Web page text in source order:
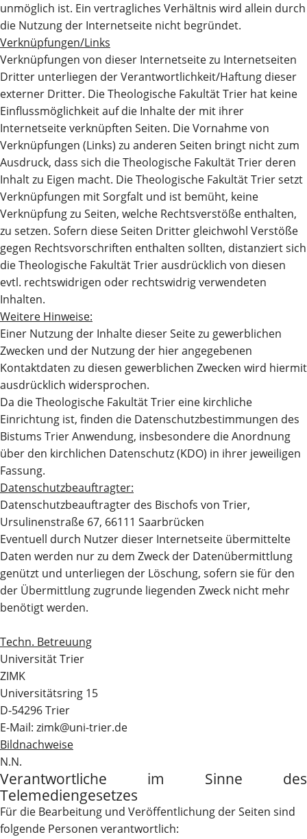
unmöglich ist. Ein vertragliches Verhältnis wird allein durch
die Nutzung der Internetseite nicht begründet.
Verknüpfungen/Links
Verknüpfungen von dieser Internetseite zu Internetseiten
Dritter unterliegen der Verantwortlichkeit/Haftung dieser
externer Dritter. Die Theologische Fakultät Trier hat keine
Einflussmöglichkeit auf die Inhalte der mit ihrer
Internetseite verknüpften Seiten. Die Vornahme von
Verknüpfungen (Links) zu anderen Seiten bringt nicht zum
Ausdruck, dass sich die Theologische Fakultät Trier deren
Inhalt zu Eigen macht. Die Theologische Fakultät Trier setzt
Verknüpfungen mit Sorgfalt und ist bemüht, keine
Verknüpfung zu Seiten, welche Rechtsverstöße enthalten,
zu setzen. Sofern diese Seiten Dritter gleichwohl Verstöße
gegen Rechtsvorschriften enthalten sollten, distanziert sich
die Theologische Fakultät Trier ausdrücklich von diesen
evtl. rechtswidrigen oder rechtswidrig verwendeten
Inhalten.
Weitere Hinweise:
Einer Nutzung der Inhalte dieser Seite zu gewerblichen
Zwecken und der Nutzung der hier angegebenen
Kontaktdaten zu diesen gewerblichen Zwecken wird hiermit
ausdrücklich widersprochen.
Da die Theologische Fakultät Trier eine kirchliche
Einrichtung ist, finden die Datenschutzbestimmungen des
Bistums Trier Anwendung, insbesondere die Anordnung
über den kirchlichen Datenschutz (KDO) in ihrer jeweiligen
Fassung.
Datenschutzbeauftragter:
Datenschutzbeauftragter des Bischofs von Trier,
Ursulinenstraße 67, 66111 Saarbrücken
Eventuell durch Nutzer dieser Internetseite übermittelte
Daten werden nur zu dem Zweck der Datenübermittlung
genützt und unterliegen der Löschung, sofern sie für den
der Übermittlung zugrunde liegenden Zweck nicht mehr
benötigt werden.
Techn. Betreuung
Universität Trier
ZIMK
Universitätsring 15
D-54296 Trier
E-Mail: zimk@uni-trier.de
Bildnachweise
N.N.
Verantwortliche im Sinne des
Telemediengesetzes
Für die Bearbeitung und Veröffentlichung der Seiten sind
folgende Personen verantwortlich: